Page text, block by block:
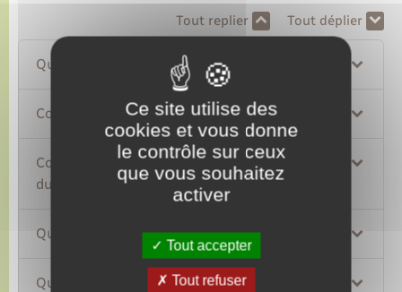
Tout replier Tout déplier
Que signifie "être émancipé(e)" ?
Comment faire la demande d'émancipation ?
Comment faire un recours contre la décision
du juge ?
Quels sont les effets de l'émancipation ?
Quelle est la relation du mineur émancipé
Ce site utilise des
cookies et vous donne
le contrôle sur ceux
que vous souhaitez
activer
Tout accepter
Tout refuser